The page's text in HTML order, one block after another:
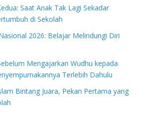
Saat Anak Tak Lagi Sekadar
di Sekolah
2026: Belajar Melindungi Diri
Mengajarkan Wudhu kepada
Terlebih Dahulu
Bintang Juara, Pekan Pertama yang